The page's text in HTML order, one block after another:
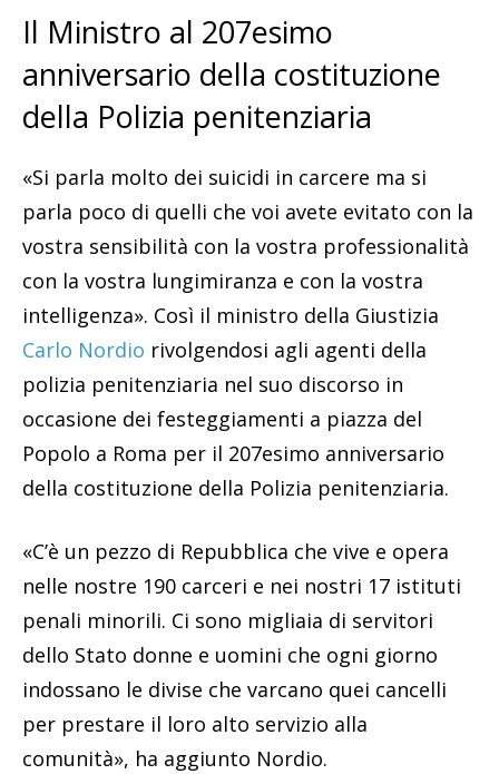
Il Ministro al 207esimo
anniversario della costituzione
della Polizia penitenziaria
«Si parla molto dei suicidi in carcere ma si
parla poco di quelli che voi avete evitato con la
vostra sensibilità con la vostra professionalità
con la vostra lungimiranza e con la vostra
intelligenza». Così il ministro della Giustizia
Carlo Nordio rivolgendosi agli agenti della
polizia penitenziaria nel suo discorso in
occasione dei festeggiamenti a piazza del
Popolo a Roma per il 207esimo anniversario
della costituzione della Polizia penitenziaria.
«C’è un pezzo di Repubblica che vive e opera
nelle nostre 190 carceri e nei nostri 17 istituti
penali minorili. Ci sono migliaia di servitori
dello Stato donne e uomini che ogni giorno
indossano le divise che varcano quei cancelli
per prestare il loro alto servizio alla
comunità», ha aggiunto Nordio.